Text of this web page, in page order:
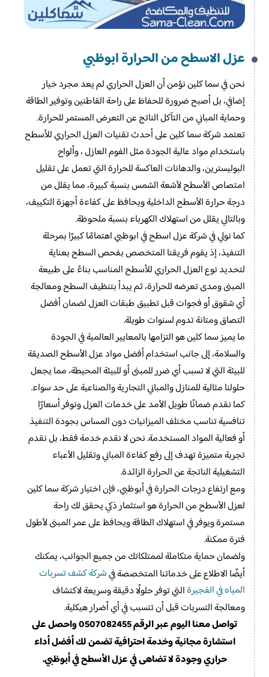
عزل الاسطح من الحرارة​ ابوظبي
نحن في سما كلين نؤمن أن العزل الحراري لم يعد مجرد خيار
إضافي، بل أصبح ضرورة للحفاظ على راحة القاطنين وتوفير الطاقة
وحماية المباني من التآكل الناتج عن التعرض المستمر للحرارة.
تعتمد شركة سما كلين على أحدث تقنيات العزل الحراري للأسطح
باستخدام مواد عالية الجودة مثل الفوم العازل ، وألواح
البوليسترين، والدهانات العاكسة للحرارة التي تعمل على تقليل
امتصاص الأسطح لأشعة الشمس بنسبة كبيرة، مما يقلل من
درجة حرارة الأسطح الداخلية ويحافظ على كفاءة أجهزة التكييف،
وبالتالي يقلل من استهلاك الكهرباء بنسبة ملحوظة.
كما نولي في شركة عزل اسطح في ابوظبي اهتمامًا كبيرًا بمرحلة
التنفيذ، إذ يقوم فريقنا المتخصص بفحص السطح بعناية
لتحديد نوع العزل الحراري للأسطح المناسب بناءً على طبيعة
المبنى ومدى تعرضه للحرارة، ثم يبدأ بتنظيف السطح ومعالجة
أي شقوق أو فجوات قبل تطبيق طبقات العزل لضمان أفضل
التصاق ومتانة تدوم لسنوات طويلة.
ما يميز سما كلين هو التزامها بالمعايير العالمية في الجودة
والسلامة، إلى جانب استخدام أفضل مواد عزل الأسطح الصديقة
للبيئة التي لا تسبب أي ضرر للمبنى أو للبيئة المحيطة، مما يجعل
حلولنا مثالية للمنازل والمباني التجارية والصناعية على حد سواء.
كما نقدم ضمانًا طويل الأمد على خدمات العزل ونوفر أسعارًا
تنافسية تناسب مختلف الميزانيات دون المساس بجودة التنفيذ
أو فعالية المواد المستخدمة. نحن لا نقدم خدمة فقط، بل نقدم
تجربة متميزة تهدف إلى رفع كفاءة المباني وتقليل الأعباء
التشغيلية الناتجة عن الحرارة الزائدة.
ومع ارتفاع درجات الحرارة في أبوظبي، فإن اختيار شركة سما كلين
لعزل الأسطح من الحرارة هو استثمار ذكي يحقق لك راحة
مستمرة ويوفر في استهلاك الطاقة ويحافظ على عمر المبنى لأطول
فترة ممكنة.
ولضمان حماية متكاملة لممتلكاتك من جميع الجوانب، يمكنك
أيضًا الاطلاع على خدماتنا المتخصصة فيشركة كشف تسربات
المياه في الفجيرةالتي توفر حلولًا دقيقة وسريعة لاكتشاف
ومعالجة التسربات قبل أن تتسبب في أي أضرار هيكلية.
تواصل معنا اليوم عبر الرقم 0507082455 واحصل على
استشارة مجانية وخدمة احترافية تضمن لك أفضل أداء
حراري وجودة لا تضاهى في عزل الأسطح في أبوظبي.